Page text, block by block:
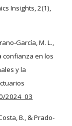
Insights, 2(1),
García, M. L.,
confianza en los
y la
2024_03
B., & Prado-